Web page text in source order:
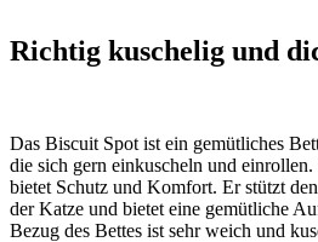
Richtig kuschelig und
Das Biscuit Spot ist ein gemütliches
die sich gern einkuscheln und
bietet Schutz und Komfort. Er stützt
der Katze und bietet eine gemütliche
Bezug des Bettes ist sehr weich und